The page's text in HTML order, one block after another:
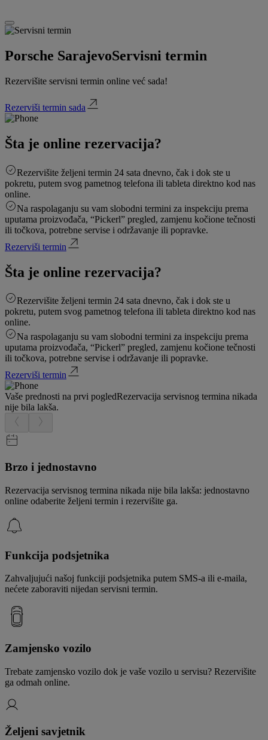
Porsche SarajevoServisni termin
Rezervišite servisni termin online već sada!
Rezerviši termin sada
Šta je online rezervacija?
Rezervišite željeni termin 24 sata dnevno, čak i dok ste u
pokretu, putem svog pametnog telefona ili tableta direktno kod nas
online.
Na raspolaganju su vam slobodni termini za inspekciju prema
uputama proizvođača, “Pickerl” pregled, zamjenu kočione tečnosti
ili točkova, potrebne servise i održavanje ili popravke.
Rezerviši termin
Šta je online rezervacija?
Rezervišite željeni termin 24 sata dnevno, čak i dok ste u
pokretu, putem svog pametnog telefona ili tableta direktno kod nas
online.
Na raspolaganju su vam slobodni termini za inspekciju prema
uputama proizvođača, “Pickerl” pregled, zamjenu kočione tečnosti
ili točkova, potrebne servise i održavanje ili popravke.
Rezerviši termin
Vaše prednosti na prvi pogledRezervacija servisnog termina nikada
nije bila lakša.
Brzo i jednostavno
Rezervacija servisnog termina nikada nije bila lakša: jednostavno
online odaberite željeni termin i rezervišite ga.
Funkcija podsjetnika
Zahvaljujući našoj funkciji podsjetnika putem SMS-a ili e-maila,
nećete zaboraviti nijedan servisni termin.
Zamjensko vozilo
Trebate zamjensko vozilo dok je vaše vozilo u servisu? Rezervišite
ga odmah online.
Željeni savjetnik